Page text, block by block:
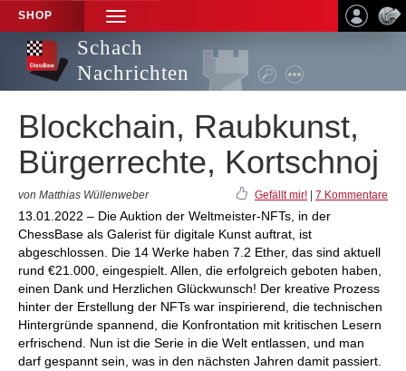
SHOP
TOGGLE
NAVIGATION
Schach
Nachrichten
Blockchain, Raubkunst,
Bürgerrechte, Kortschnoj
von Matthias Wüllenweber Gefällt mir! 7 Kommentare
13.01.2022 – Die Auktion der Weltmeister-NFTs, in der
ChessBase als Galerist für digitale Kunst auftrat, ist
abgeschlossen. Die 14 Werke haben 7.2 Ether, das sind aktuell
rund €21.000, eingespielt. Allen, die erfolgreich geboten haben,
einen Dank und Herzlichen Glückwunsch! Der kreative Prozess
hinter der Erstellung der NFTs war inspirierend, die technischen
Hintergründe spannend, die Konfrontation mit kritischen Lesern
erfrischend. Nun ist die Serie in die Welt entlassen, und man
darf gespannt sein, was in den nächsten Jahren damit passiert.